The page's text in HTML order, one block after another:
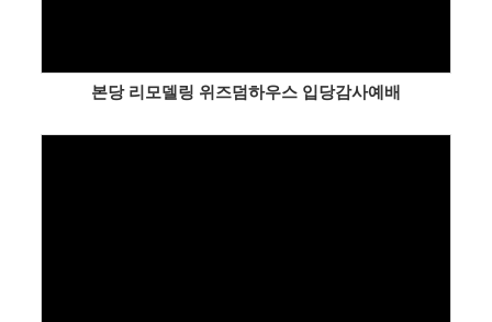
본당 리모델링 위즈덤하우스 입당감사예배